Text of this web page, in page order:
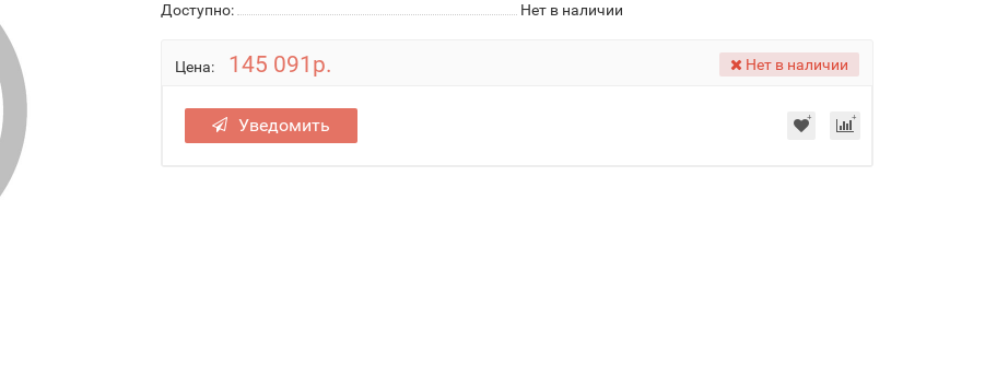
Доступно:
Нет в наличии
Цена: 145 091р. Нет в наличии
Уведомить